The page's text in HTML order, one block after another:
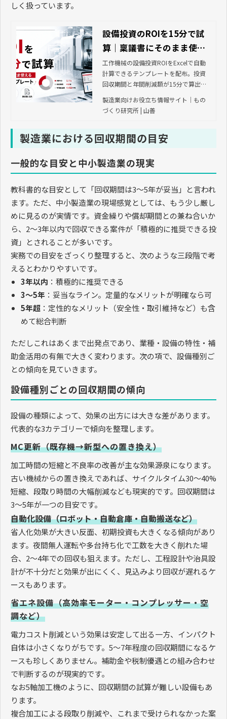
しく扱っています。
設備投資のROIを15分で試
算｜稟議書にそのまま使え
る計算テンプレート
工作機械の設備投資ROIをExcelで自動
計算できるテンプレートを配布。投資
回収期間と年間削減額が15分で算出で
製造業向けお役立ち情報サイト｜もの
づくり研究所 | 山善
製造業における回収期間の目安
一般的な目安と中小製造業の現実
教科書的な目安として「回収期間は3〜5年が妥当」と言われ
ます。ただ、中小製造業の現場感覚としては、もう少し厳し
めに見るのが実情です。資金繰りや償却期間との兼ね合いか
ら、2〜3年以内で回収できる案件が「積極的に推奨できる投
資」とされることが多いです。
実務での目安をざっくり整理すると、次のような三段階で考
えるとわかりやすいです。
3年以内 ：積極的に推奨できる
3〜5年 ：妥当なライン。定量的なメリットが明確なら可
5年超 ：定性的なメリット（安全性・取引維持など）も含
めて総合判断
ただしこれはあくまで出発点であり、業種・設備の特性・補
助金活用の有無で大きく変わります。次の項で、設備種別ご
との傾向を見ていきます。
設備種別ごとの回収期間の傾向
設備の種類によって、効果の出方には大きな差があります。
代表的な3カテゴリーで傾向を整理します。
MC更新（既存機→新型への置き換え）
加工時間の短縮と不良率の改善が主な効果源泉になります。
古い機械からの置き換えであれば、サイクルタイム30〜40%
短縮、段取り時間の大幅削減なども現実的です。回収期間は
3〜5年が一つの目安です。
自動化設備（ロボット・自動倉庫・自動搬送など）
省人化効果が大きい反面、初期投資も大きくなる傾向があり
ます。夜間無人運転や多台持ち化で工数を大きく削れた場
合、2〜4年での回収も狙えます。ただし、工程設計や治具設
計が不十分だと効果が出にくく、見込みより回収が遅れるケ
ースもあります。
省エネ設備（高効率モーター・コンプレッサー・空
調など）
電力コスト削減という効果は安定して出る一方、インパクト
自体は小さくなりがちです。5〜7年程度の回収期間になるケ
ースも珍しくありません。補助金や税制優遇との組み合わせ
で判断するのが現実的です。
なお5軸加工機のように、回収期間の試算が難しい設備もあ
ります。
複合加工による段取り削減や、これまで受けられなかった案